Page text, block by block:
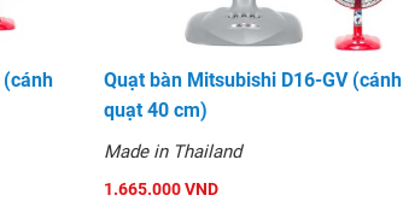
(cánh
Quạt bàn Mitsubishi D16-GV (cánh
quạt 40 cm)
Made in Thailand
1.665.000 VND